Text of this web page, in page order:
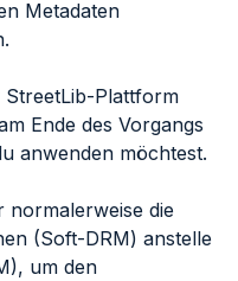
Metadaten
StreetLib-Plattform
Ende des Vorgangs
anwenden möchtest.
normalerweise die
(Soft-DRM) anstelle
um den